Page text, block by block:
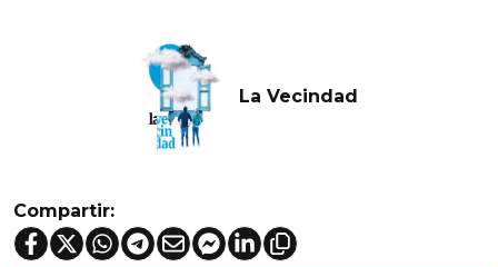
La Vecindad
Compartir: